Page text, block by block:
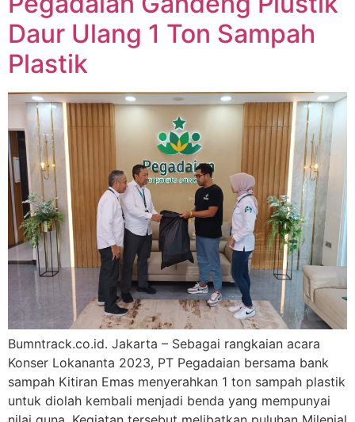
Daur Ulang 1 Ton Sampah
Plastik
Bumntrack.co.id. Jakarta – Sebagai rangkaian acara
Konser Lokananta 2023, PT Pegadaian bersama bank
sampah Kitiran Emas menyerahkan 1 ton sampah plastik
untuk diolah kembali menjadi benda yang mempunyai